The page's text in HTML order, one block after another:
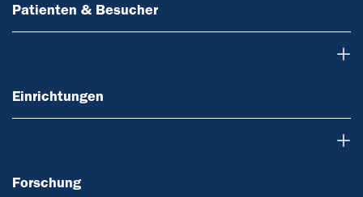
Patienten & Besucher
Einrichtungen
Forschung